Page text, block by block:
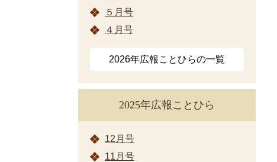
５月号
４月号
2026年広報ことひらの一覧
2025年広報ことひら
12月号
11月号